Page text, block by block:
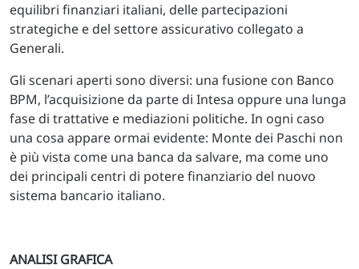
equilibri finanziari italiani, delle partecipazioni
strategiche e del settore assicurativo collegato a
Generali.
Gli scenari aperti sono diversi: una fusione con Banco
BPM, l’acquisizione da parte di Intesa oppure una lunga
fase di trattative e mediazioni politiche. In ogni caso
una cosa appare ormai evidente: Monte dei Paschi non
è più vista come una banca da salvare, ma come uno
dei principali centri di potere finanziario del nuovo
sistema bancario italiano.
ANALISI GRAFICA